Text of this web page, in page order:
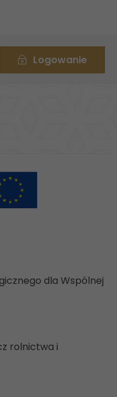
Logowanie
dla Wspólnej
rolnictwa i